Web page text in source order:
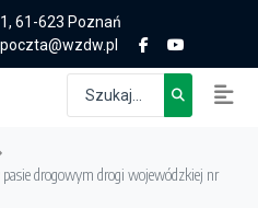
61-623 Poznań
poczta@wzdw.pl
drogowym drogi wojewódzkiej nr